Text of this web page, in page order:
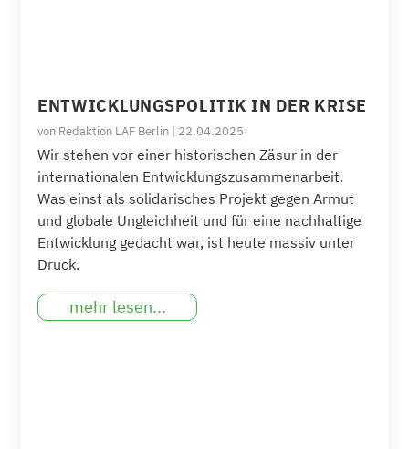
ENTWICKLUNGSPOLITIK IN DER KRISE
von Redaktion LAF Berlin | 22.04.2025
Wir stehen vor einer historischen Zäsur in der
internationalen Entwicklungszusammenarbeit.
Was einst als solidarisches Projekt gegen Armut
und globale Ungleichheit und für eine nachhaltige
Entwicklung gedacht war, ist heute massiv unter
Druck.
mehr lesen...